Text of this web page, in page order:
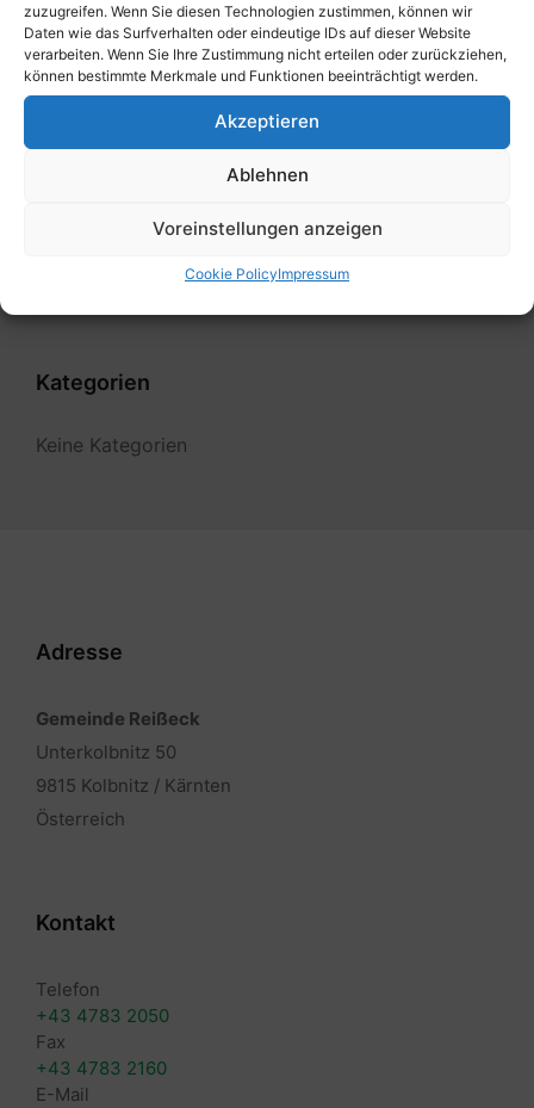
zuzugreifen. Wenn Sie diesen Technologien zustimmen, können wir
Daten wie das Surfverhalten oder eindeutige IDs auf dieser Website
verarbeiten. Wenn Sie Ihre Zustimmung nicht erteilen oder zurückziehen,
können bestimmte Merkmale und Funktionen beeinträchtigt werden.
Akzeptieren
Ablehnen
Voreinstellungen anzeigen
Cookie PolicyImpressum
Filter
Filter
Kategorien
Keine Kategorien
Adresse
Gemeinde Reißeck
Unterkolbnitz 50
9815 Kolbnitz / Kärnten
Österreich
Kontakt
Telefon
+43 4783 2050
Fax
+43 4783 2160
E-Mail